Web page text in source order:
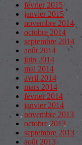
février 2015
janvier 2015
novembre 2014
octobre 2014
septembre 2014
août 2014
juin 2014
mai 2014
avril 2014
mars 2014
février 2014
janvier 2014
novembre 2013
octobre 2013
septembre 2013
août 2013